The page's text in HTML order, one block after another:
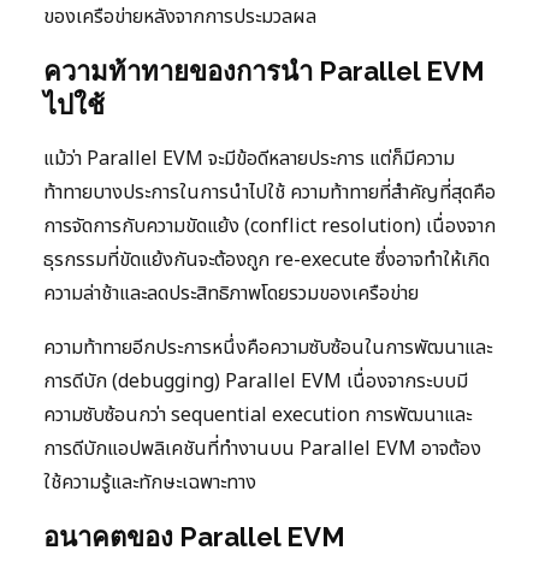
ของเครือข่ายหลังจากการประมวลผล
ความท้าทายของการนำ Parallel EVM
ไปใช้
แม้ว่า Parallel EVM จะมีข้อดีหลายประการ แต่ก็มีความ
ท้าทายบางประการในการนำไปใช้ ความท้าทายที่สำคัญที่สุดคือ
การจัดการกับความขัดแย้ง (conflict resolution) เนื่องจาก
ธุรกรรมที่ขัดแย้งกันจะต้องถูก re-execute ซึ่งอาจทำให้เกิด
ความล่าช้าและลดประสิทธิภาพโดยรวมของเครือข่าย
ความท้าทายอีกประการหนึ่งคือความซับซ้อนในการพัฒนาและ
การดีบัก (debugging) Parallel EVM เนื่องจากระบบมี
ความซับซ้อนกว่า sequential execution การพัฒนาและ
การดีบักแอปพลิเคชันที่ทำงานบน Parallel EVM อาจต้อง
ใช้ความรู้และทักษะเฉพาะทาง
อนาคตของ Parallel EVM